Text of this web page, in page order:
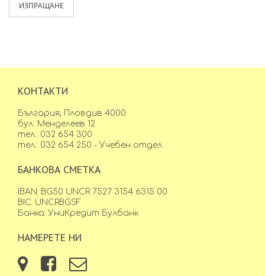
ИЗПРАЩАНЕ
КОНТАКТИ
България, Пловдив 4000
бул. Менделеев 12
тел.: 032 654 300
тел.: 032 654 250 - Учебен отдел
БАНКОВА СМЕТКА
IBAN: BG50 UNCR 7527 3154 6315 00
BIC: UNCRBGSF
Банка: УниКредит Булбанк
НАМЕРЕТЕ НИ